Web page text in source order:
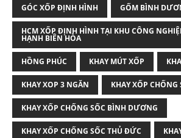
GÓC XỐP ĐỊNH HÌNH GỐM BÌNH
HCM XỐP ĐỊNH HÌNH TẠI KHU CÔNG
HẠNH BIÊN HÒA
HỒNG PHÚC KHAY MÚT XỐP
KHAY XOP 3 NGĂN KHAY XỐP CHỐNG
KHAY XỐP CHỐNG SỐC BÌNH DƯƠNG
KHAY XỐP CHỐNG SỐC THỦ ĐỨC